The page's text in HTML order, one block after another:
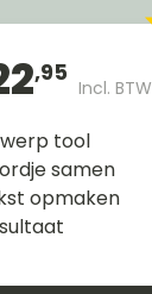
,95
Incl. BTW
tool
samen
opmaken